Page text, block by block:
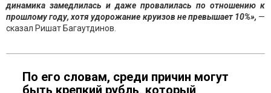
динамика замедлилась и даже провалилась по отношению к
прошлому году, хотя удорожание круизов не превышает 10%», —
сказал Ришат Багаутдинов.
По его словам, среди причин могут
быть крепкий рубль, который